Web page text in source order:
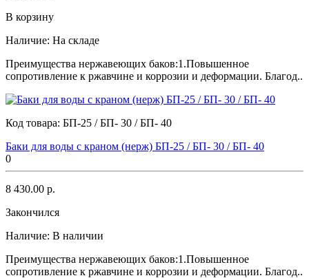
В корзину
Наличие: На складе
Преимущества нержавеющих баков:1.Повышенное
сопротивление к ржавчине и коррозии и деформации. Благод..
Код товара: БП-25 / БП- 30 / БП- 40
Баки для воды с краном (нерж) БП-25 / БП- 30 / БП- 40
0
8 430.00 р.
Закончился
Наличие: В наличии
Преимущества нержавеющих баков:1.Повышенное
сопротивление к ржавчине и коррозии и деформации. Благод..